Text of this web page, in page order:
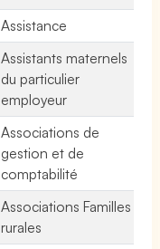
Assistance
Assistants maternels
du particulier
employeur
Associations de
gestion et de
comptabilité
Associations Familles
rurales